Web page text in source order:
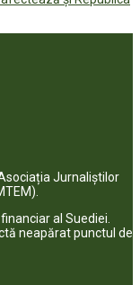
Jurnaliștilor
al Suediei.
neapărat punctul de